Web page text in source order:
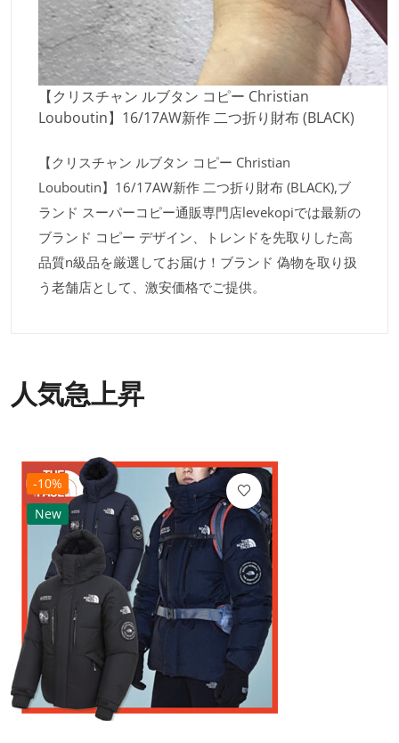
【クリスチャン ルブタン コピー Christian
Louboutin】16/17AW新作 二つ折り財布 (BLACK)
【クリスチャン ルブタン コピー Christian
Louboutin】16/17AW新作 二つ折り財布 (BLACK),ブ
ランド スーパーコピー通販専門店levekopiでは最新の
ブランド コピー デザイン、トレンドを先取りした高
品質n級品を厳選してお届け！ブランド 偽物を取り扱
う老舗店として、激安価格でご提供。
人気急上昇
-10%
New